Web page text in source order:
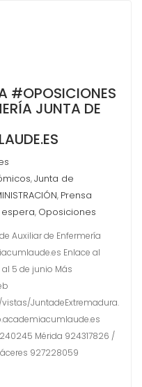
#OPOSICIONES
JUNTA DE
,Junta de
, Prensa
espera, Oposiciones
Auxiliar de Enfermería
Enlace al
5 de junio Más
JuntadeExtremadura.
Mérida 924317826 /
927228059